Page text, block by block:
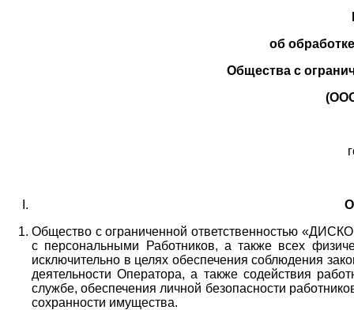
об
Общества с
Общество с ограниченной ответственностью
с персональными Работников, а также всех
исключительно в целях обеспечения соблюдения
деятельности Оператора,а также содействия
службе, обеспечения личной безопасности
сохранности имущества.